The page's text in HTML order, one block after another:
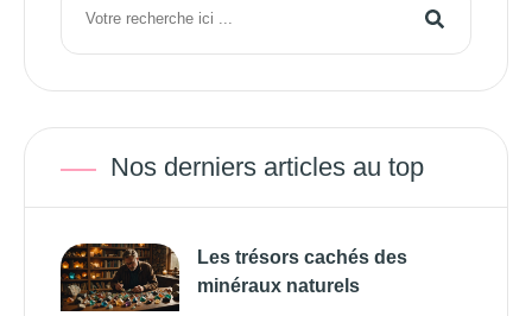
Nos derniers articles au top
Les trésors cachés des
minéraux naturels